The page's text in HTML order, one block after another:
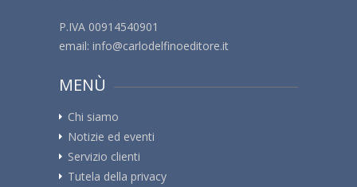
P.IVA 00914540901
email: info@carlodelfinoeditore.it
MENÙ
Chi siamo
Notizie ed eventi
Servizio clienti
Tutela della privacy